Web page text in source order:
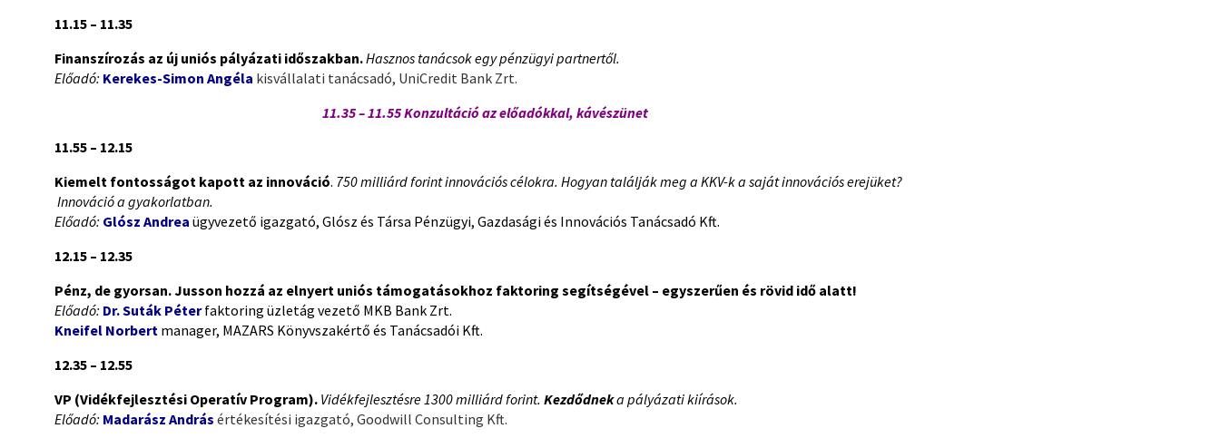
11.15 – 11.35
Finanszírozás az új uniós pályázati időszakban.Hasznos tanácsok egy pénzügyi partnertől.
Előadó: Kerekes-Simon Angéla kisvállalati tanácsadó, UniCredit Bank Zrt.
11.35 – 11.55 Konzultáció az előadókkal, kávészünet
11.55 – 12.15
Kiemelt fontosságot kapott az innováció. 750 milliárd forint innovációs célokra. Hogyan találják meg a KKV-k a saját innovációs erejüket?
Innováció a gyakorlatban.
Előadó: Glósz Andrea ügyvezető igazgató, Glósz és Társa Pénzügyi, Gazdasági és Innovációs Tanácsadó Kft.
12.15 – 12.35
Pénz, de gyorsan. Jusson hozzá az elnyert uniós támogatásokhoz faktoring segítségével – egyszerűen és rövid idő alatt!
Előadó: Dr. Suták Péter faktoring üzletág vezető MKB Bank Zrt.
Kneifel Norbert manager, MAZARS Könyvszakértő és Tanácsadói Kft.
12.35 – 12.55
VP (Vidékfejlesztési Operatív Program). Vidékfejlesztésre 1300 milliárd forint. Kezdődneka pályázati kiírások.
Előadó: Madarász András értékesítési igazgató, Goodwill Consulting Kft.